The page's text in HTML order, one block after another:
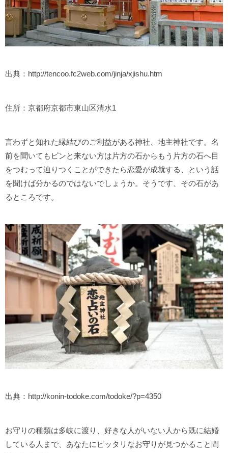
出典：http://tencoo.fc2web.com/jinja/xjishu.htm
住所：京都府京都市東山区清水1
言わずと知れた縁結びのご利益がある神社、地主神社です。名
前を聞いてもピンと来ない方は片方の石からもう片方の石へ目
をつむって辿りつくことができたら恋愛が成就する、という話
を聞けば分かるのではないでしょうか。そうです、その石があ
るところです。
出典：http://konin-todoke.com/todoke/?p=4350
お守りの種類は多岐に渡り、好きな人がいない人から既に結婚
している人まで、あなたにピッタリなお守りが見つかること間